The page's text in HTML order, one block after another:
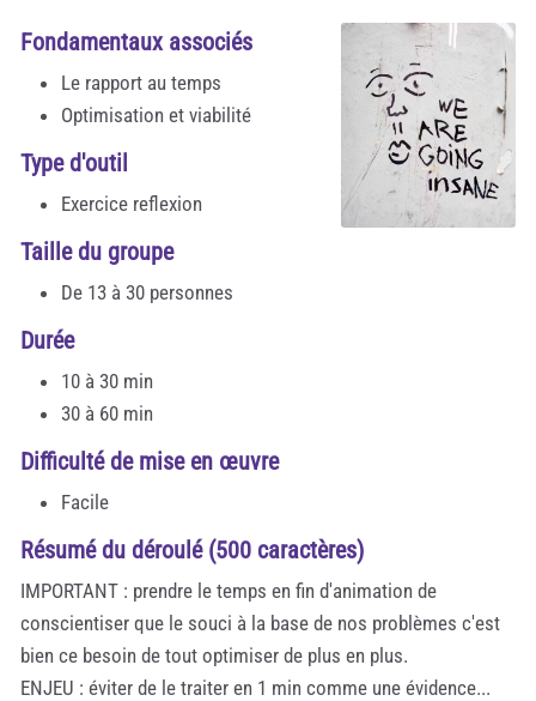
Fondamentaux associés
Le rapport au temps
Optimisation et viabilité
Type d'outil
Exercice reflexion
Taille du groupe
De 13 à 30 personnes
Durée
10 à 30 min
30 à 60 min
Difficulté de mise en œuvre
Facile
Résumé du déroulé (500 caractères)
IMPORTANT : prendre le temps en fin d'animation de
conscientiser que le souci à la base de nos problèmes c'est
bien ce besoin de tout optimiser de plus en plus.
ENJEU : éviter de le traiter en 1 min comme une évidence...